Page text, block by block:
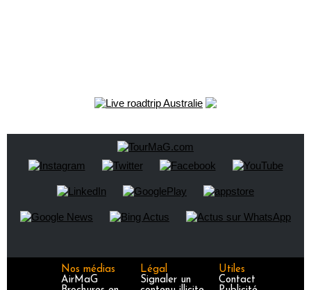
Nos médias
AirMaG
Légal
Signaler un
Utiles
Contact